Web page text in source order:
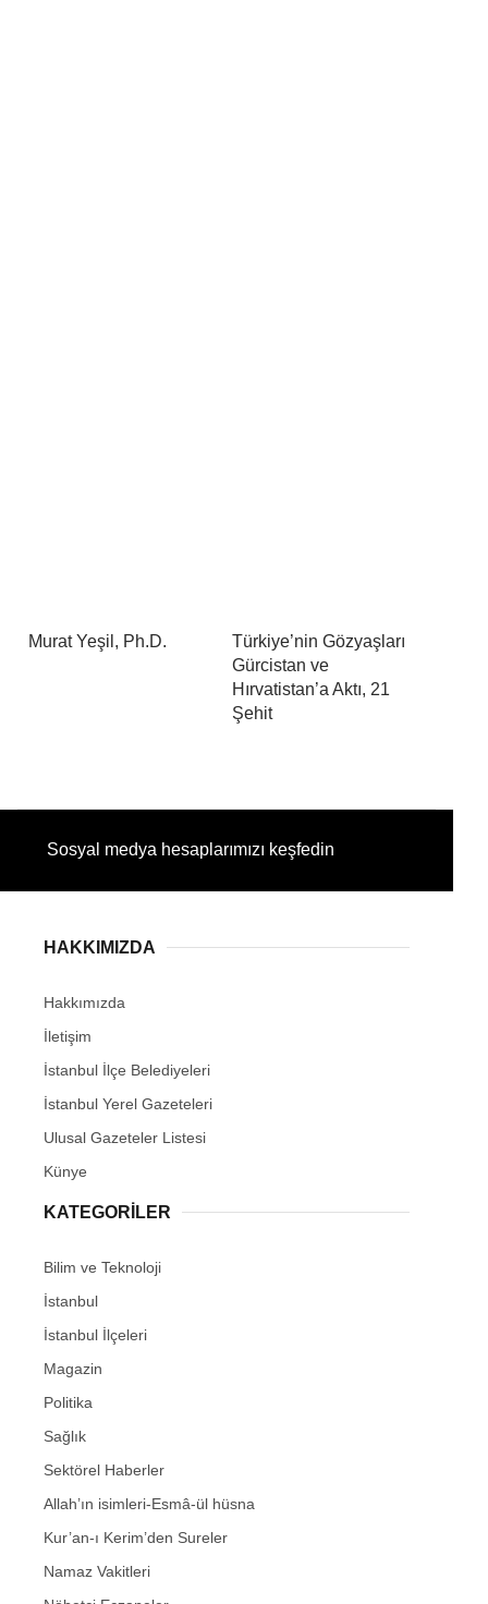
Murat Yeşil, Ph.D.
Türkiye’nin Gözyaşları
Gürcistan ve
Hırvatistan’a Aktı, 21
Şehit
Sosyal medya hesaplarımızı keşfedin
HAKKIMIZDA
Hakkımızda
İletişim
İstanbul İlçe Belediyeleri
İstanbul Yerel Gazeteleri
Ulusal Gazeteler Listesi
Künye
KATEGORİLER
Bilim ve Teknoloji
İstanbul
İstanbul İlçeleri
Magazin
Politika
Sağlık
Sektörel Haberler
Allah’ın isimleri-Esmâ-ül hüsna
Kur’an-ı Kerim’den Sureler
Namaz Vakitleri